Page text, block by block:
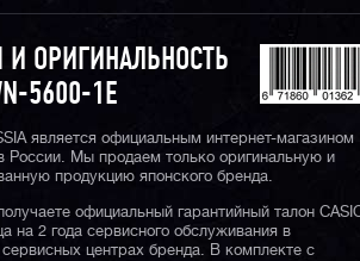
И ОРИГИНАЛЬНОСТЬ
5600-1E
является официальным интернет-магазином
России. Мы продаем только оригинальную и
продукцию японского бренда.
официальный гарантийный талон
на 2 года сервисного обслуживания в
центрах бренда. В комплекте с